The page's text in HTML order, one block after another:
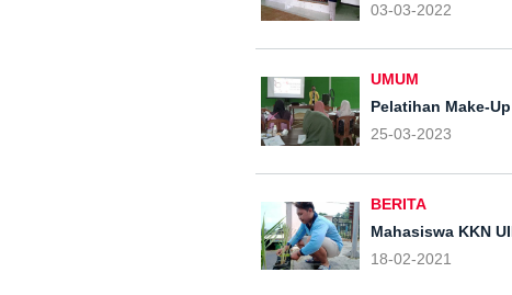
Kliris Lakukan
03-03-2022
UMUM
Pelatihan Make-
PKK Desa Kliris
UNNES GIAT 4
25-03-2023
BERITA
Mahasiswa KKN
18-02-2021